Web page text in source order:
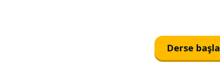
Derse başla